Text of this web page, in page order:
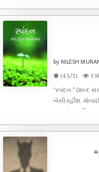
વખત તાન્યાને
by NILESH
(4.5/5)
“સ્પંદન.” (શબ્દ
બેસી રહીશ.
કાનમાં ભરાવી